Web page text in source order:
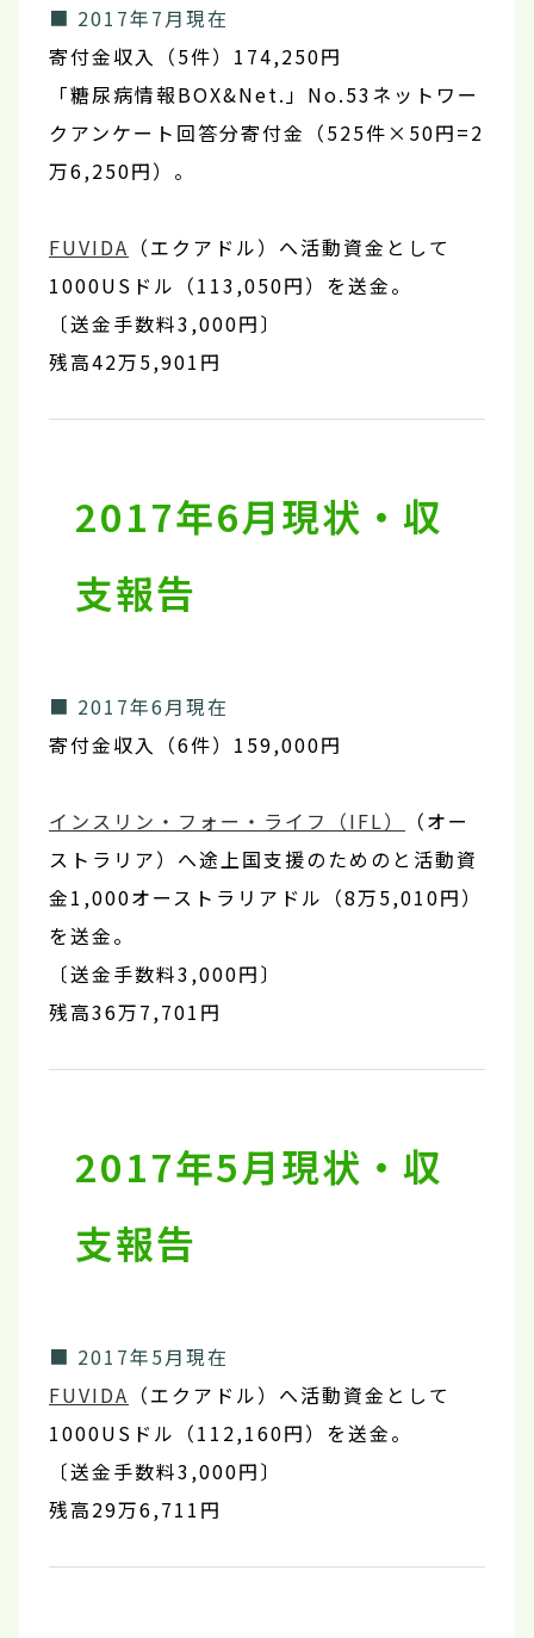
■ 2017年7月現在
寄付金収入（5件）174,250円
「糖尿病情報BOX&Net.」No.53ネットワー
クアンケート回答分寄付金（525件×50円=2
万6,250円）。
FUVIDA （エクアドル）へ活動資金として
1000USドル（113,050円）を送金。
〔送金手数料3,000円〕
残高42万5,901円
2017年6月現状・収
支報告
■ 2017年6月現在
寄付金収入（6件）159,000円
インスリン・フォー・ライフ（IFL）
（オー
ストラリア）へ途上国支援のためのと活動資
金1,000オーストラリアドル（8万5,010円）
を送金。
〔送金手数料3,000円〕
残高36万7,701円
2017年5月現状・収
支報告
■ 2017年5月現在
FUVIDA （エクアドル）へ活動資金として
1000USドル（112,160円）を送金。
〔送金手数料3,000円〕
残高29万6,711円